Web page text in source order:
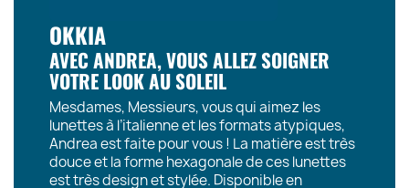
OKKIA
AVEC ANDREA, VOUS ALLEZ SOIGNER
VOTRE LOOK AU SOLEIL
Mesdames, Messieurs, vous qui aimez les
lunettes à l’italienne et les formats atypiques,
Andrea est faite pour vous ! La matière est très
douce et la forme hexagonale de ces lunettes
est très design et stylée. Disponible en